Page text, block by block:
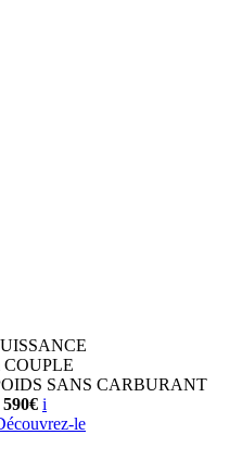
COUPLE
SANS CARBURANT
i
le